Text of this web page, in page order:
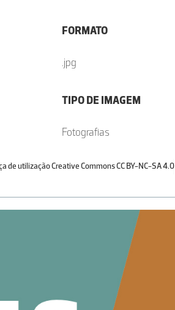
FORMATO
.jpg
TIPO DE IMAGEM
Fotografias
de utilização Creative Commons CC BY-NC-SA 4.0